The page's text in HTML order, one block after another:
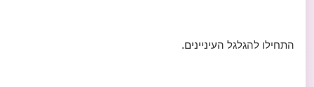
התחילו להגלגל העיניינים.